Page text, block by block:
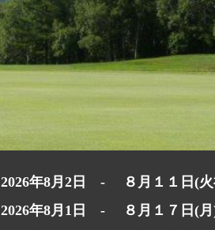
2026年8月2日 -
８月１１日(
2026年8月1日 -
８月１７日(